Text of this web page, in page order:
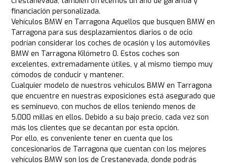
financiación personalizada.
Vehículos BMW en Tarragona Aquellos que busquen BMW en
Tarragona para sus desplazamientos diarios o de ocio
podrían considerar los coches de ocasión y los automóviles
BMW en Tarragona Kilómetro 0. Estos coches son
excelentes, extremadamente útiles, y al mismo tiempo muy
cómodos de conducir y mantener.
Cualquier modelo de nuestros vehículos BMW en Tarragona
que encuentre en nuestras exposiciones está asegurado que
es seminuevo, con muchos de ellos teniendo menos de
5.000 millas en ellos. Debido a su bajo precio, cada vez son
más los clientes que se decantan por esta opción.
Por ello, es conveniente tener en cuenta que los
concesionarios de Tarragona que cuentan con los mejores
vehículos BMW son los de Crestanevada, donde podrás